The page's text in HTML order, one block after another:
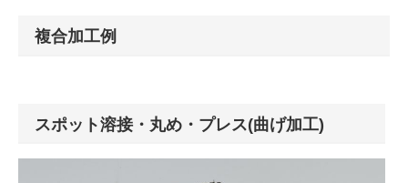
複合加工例
スポット溶接・丸め・プレス(曲げ加工)